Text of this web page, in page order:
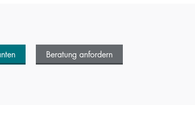
Beratung anfordern